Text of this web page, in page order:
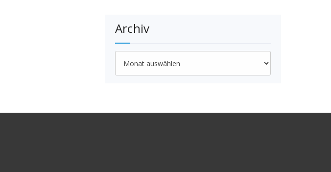
Archiv